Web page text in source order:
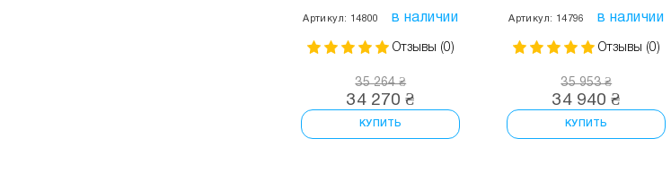
Артикул: 14800 в наличии
Отзывы (0)
35 264 ₴
34 270 ₴
КУПИТЬ
Артикул: 14796 в наличии
Отзывы (0)
35 953 ₴
34 940 ₴
КУПИТЬ